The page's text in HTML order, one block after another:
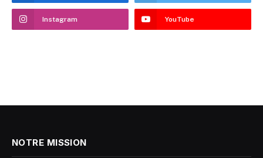
Instagram YouTube
NOTRE MISSION